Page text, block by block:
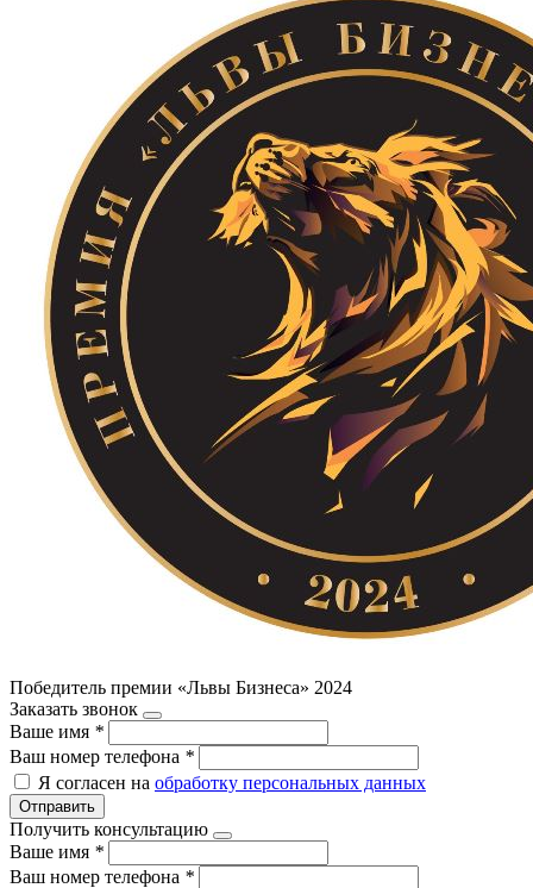
Победитель премии «Львы Бизнеса» 2024
Заказать звонок
Ваше имя *
Ваш номер телефона *
Я согласен на обработку персональных данных
Отправить
Получить консультацию
Ваше имя *
Ваш номер телефона *